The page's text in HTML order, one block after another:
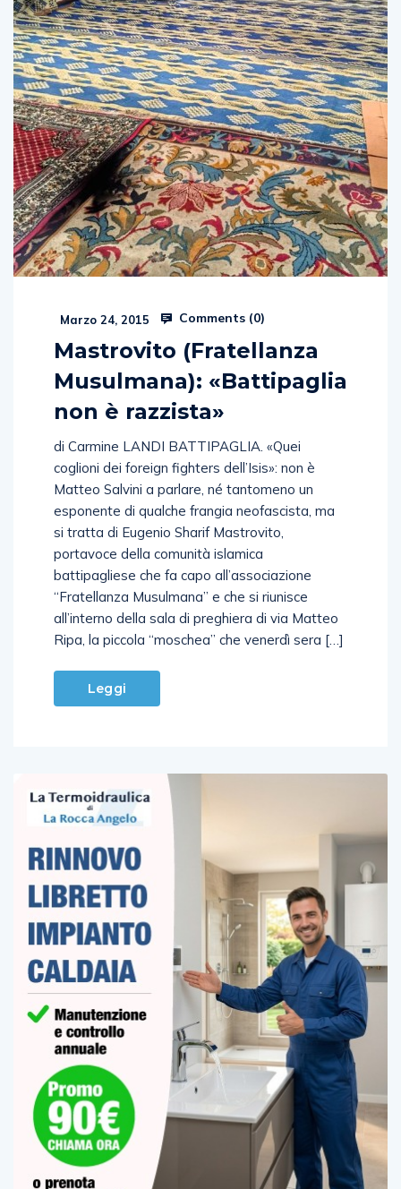
Marzo 24, 2015
Mastrovito (Fratellanza
Musulmana): «Battipaglia
di Carmine LANDI BATTIPAGLIA. «Quei
coglioni dei foreign fighters dell’Isis»: non è
Matteo Salvini a parlare, né tantomeno un
esponente di qualche frangia neofascista, ma
si tratta di Eugenio Sharif Mastrovito,
portavoce della comunità islamica
battipagliese che fa capo all’associazione
“Fratellanza Musulmana” e che si riunisce
all’interno della sala di preghiera di via Matteo
Leggi